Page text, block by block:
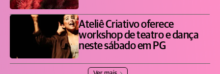
Ateliê Criativo oferece
workshop de teatro e dança
neste sábado em PG